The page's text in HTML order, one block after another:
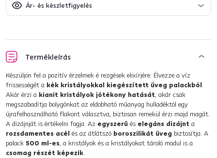
Ár- és készletfigyelés
Termékleírás
Készüljön fel a pozitív érzelmek é rezgések elixírjére. Élvezze a víz
frissességét a kék kristályokkal kiegészített üveg palackból.
Akár érzi a kianit kristályok jótékony hatását, akár csak
megszabadítja bolygónkat az eldobható műanyag hulladéktól egy
újrafelhasználható flakont választva, biztosan remekül érzi majd magát.
A dizájnját is értékelni fogja. Az egyszerű és elegáns dizájnt a
rozsdamentes acél és az átlátszó boroszilikát üveg biztosítja. A
palack 500 ml-es, a kristályok és a kristályokat tároló modul is a
csomag részét képezik.